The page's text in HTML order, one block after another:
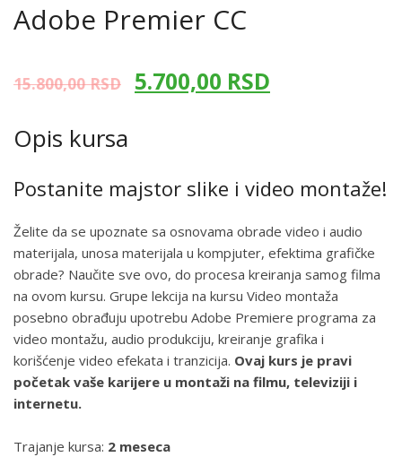
Adobe Premier CC
15.800,00RSD 5.700,00 RSD
Opis kursa
Postanite majstor slike i video montaže!
Želite da se upoznate sa osnovama obrade video i audio
materijala, unosa materijala u kompjuter, efektima grafičke
obrade? Naučite sve ovo, do procesa kreiranja samog filma
na ovom kursu. Grupe lekcija na kursu Video montaža
posebno obrađuju upotrebu Adobe Premiere programa za
video montažu, audio produkciju, kreiranje grafika i
korišćenje video efekata i tranzicija. Ovaj kurs je pravi
početak vaše karijere u montaži na filmu, televiziji i
internetu.
Trajanje kursa: 2 meseca